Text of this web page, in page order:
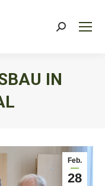
Search:
IN
Feb.
28